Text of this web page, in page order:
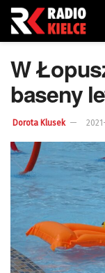
W
baseny
Dorota Klusek